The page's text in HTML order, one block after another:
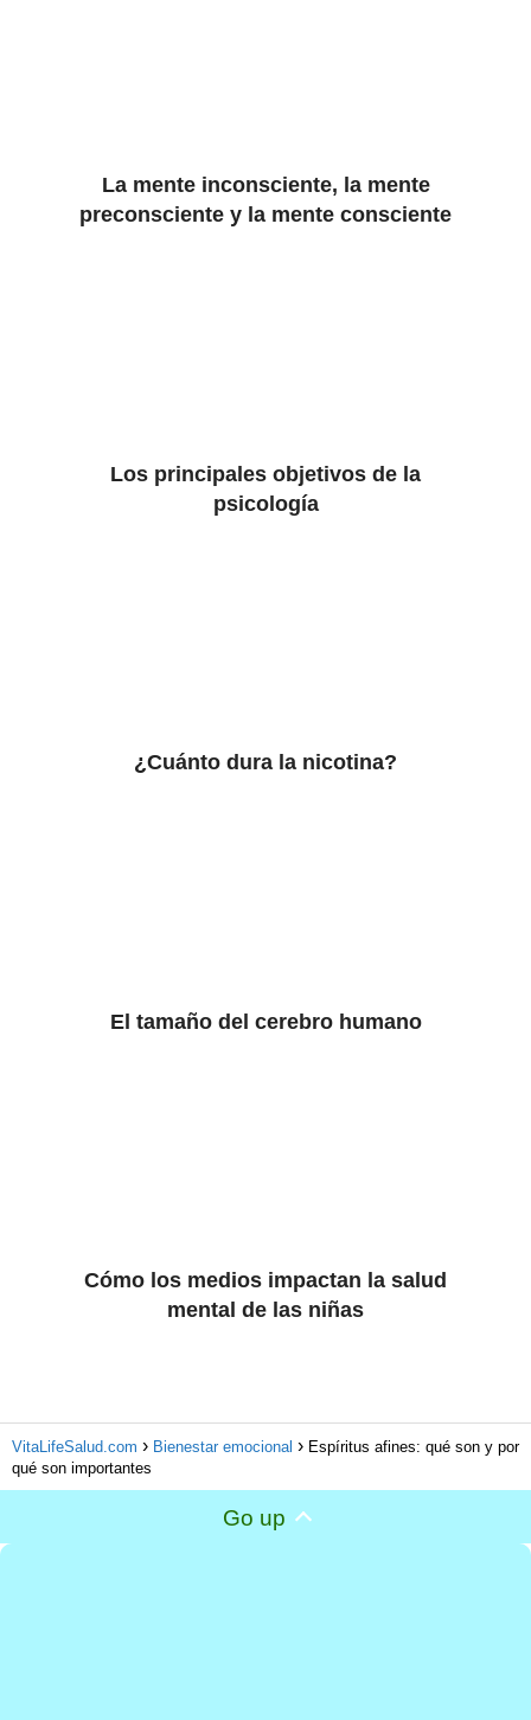
La mente inconsciente, la mente
preconsciente y la mente consciente
Los principales objetivos de la
psicología
¿Cuánto dura la nicotina?
El tamaño del cerebro humano
Cómo los medios impactan la salud
mental de las niñas
VitaLifeSalud.com Bienestar emocional
Espíritus afines: qué son y por
qué son importantes
Go up